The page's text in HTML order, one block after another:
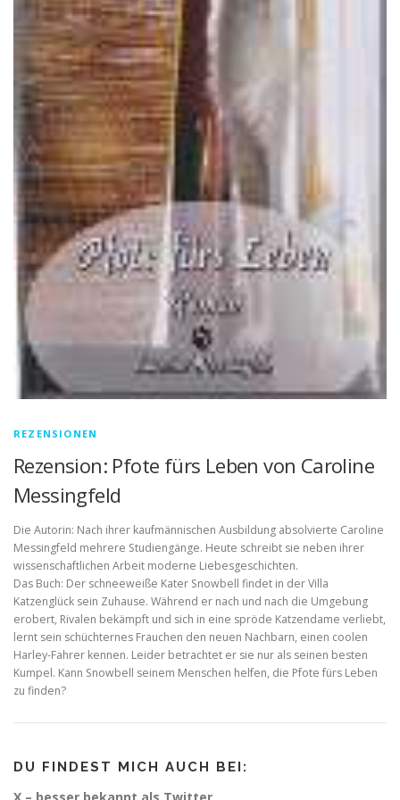
REZENSIONEN
Rezension: Pfote fürs Leben von Caroline
Messingfeld
Die Autorin: Nach ihrer kaufmännischen Ausbildung absolvierte Caroline
Messingfeld mehrere Studiengänge. Heute schreibt sie neben ihrer
wissenschaftlichen Arbeit moderne Liebesgeschichten.
Das Buch: Der schneeweiße Kater Snowbell findet in der Villa
Katzenglück sein Zuhause. Während er nach und nach die Umgebung
erobert, Rivalen bekämpft und sich in eine spröde Katzendame verliebt,
lernt sein schüchternes Frauchen den neuen Nachbarn, einen coolen
Harley-Fahrer kennen. Leider betrachtet er sie nur als seinen besten
Kumpel. Kann Snowbell seinem Menschen helfen, die Pfote fürs Leben
zu finden?
DU FINDEST MICH AUCH BEI: